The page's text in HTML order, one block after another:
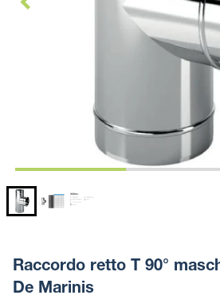
Raccordo retto T 90°
De Marinis